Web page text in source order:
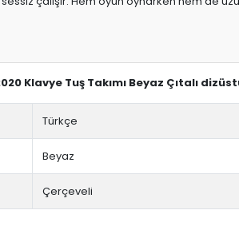
Klavye Tuş Takımı Beyaz Çıtalı
Türkçe
Beyaz
Çerçeveli